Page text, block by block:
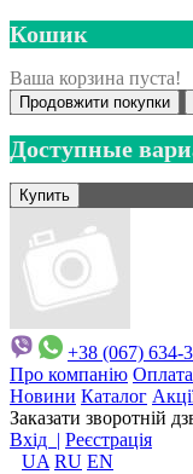
Кошик
Ваша корзина пуста!
Продовжити покупки
Доступные
+38 (067) 634-
Про компанію Оплата
Новини Каталог
Заказати зворотній
Вхід | Реєстрація
UA RU EN